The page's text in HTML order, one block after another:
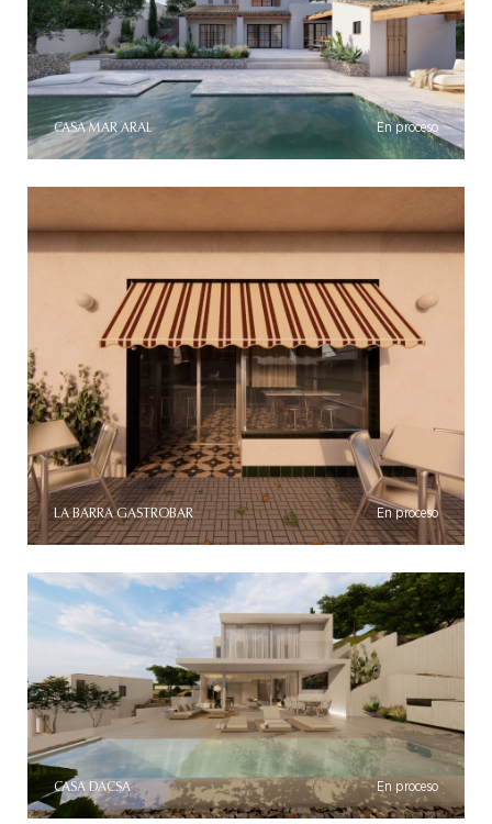
CASA MAR ARAL En proceso
LA BARRA GASTROBAR En proceso
CASA DACSA En proceso